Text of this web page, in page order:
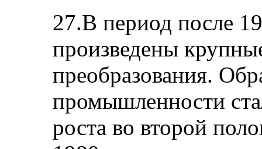
27.В период после
произведены
преобразования.
промышленности
роста во второй